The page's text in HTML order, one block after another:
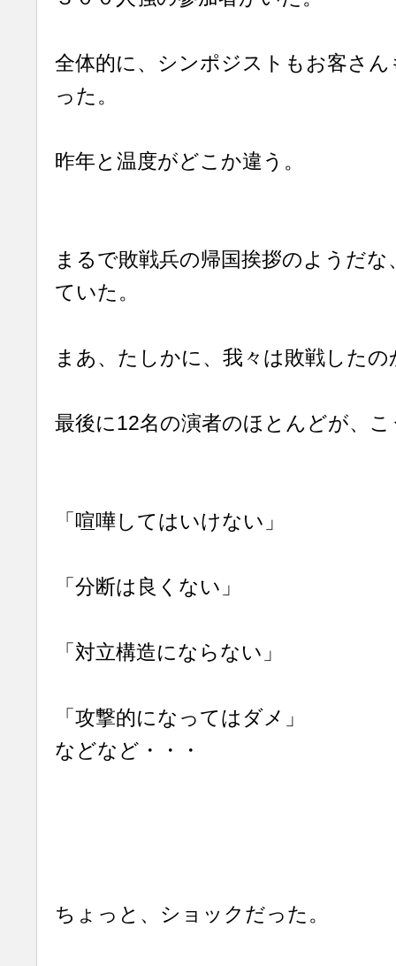
全体的に、シンポジストもお客さ
った。
昨年と温度がどこか違う。
まるで敗戦兵の帰国挨拶のようだ
ていた。
まあ、たしかに、我々は敗戦した
最後に12名の演者のほとんどが、
「喧嘩してはいけない」
「分断は良くない」
「対立構造にならない」
「攻撃的になってはダメ」
などなど・・・
ちょっと、ショックだった。